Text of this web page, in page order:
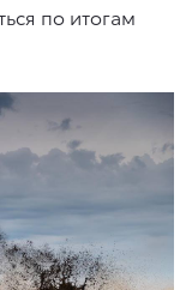
по итогам